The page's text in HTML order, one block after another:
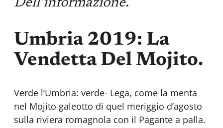
Umbria 2019: La
Vendetta Del Mojito.
Verde l’Umbria: verde- Lega, come la menta
nel Mojito galeotto di quel meriggio d’agosto
sulla riviera romagnola con il Pagante a palla.